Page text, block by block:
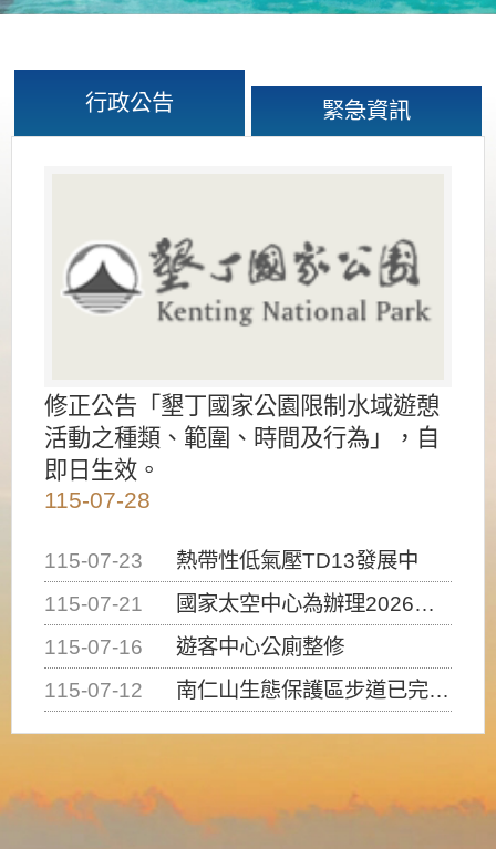
行政公告 緊急資訊
修正公告「墾丁國家公園限制水域遊憩
活動之種類、範圍、時間及行為」，自
即日生效。
115-07-28
115-07-23
熱帶性低氣壓TD13發展中
115-07-21
國家太空中心為辦理2026台灣盃火箭競賽，陸、海、空域警戒及協調相關事宜，因颱風備案事宜
115-07-16
遊客中心公廁整修
115-07-12
南仁山生態保護區步道已完成修復，自115年7月13日（星期一）起恢復開放入園，歡迎民眾依規定申請入園....